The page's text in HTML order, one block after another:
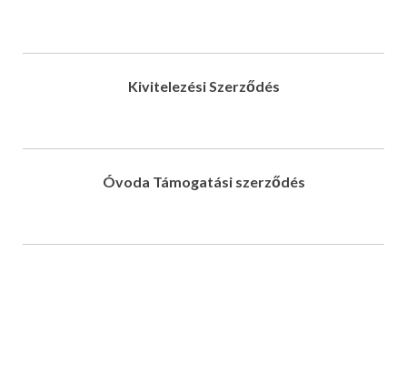
Kivitelezési Szerződés
Óvoda Támogatási szerződés